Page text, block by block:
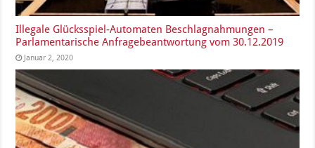
Illegale Glücksspiel-Automaten Beschlagnahmungen –
Parlamentarische Anfragebeantwortung vom 30.12.2019
Januar 2, 2020